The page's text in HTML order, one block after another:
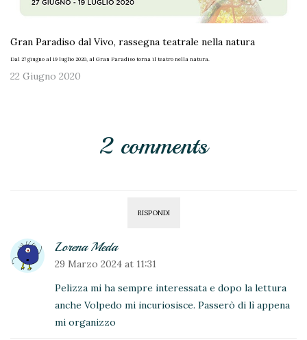
Gran Paradiso dal Vivo, rassegna teatrale nella natura
Dal 27 giugno al 19 luglio 2020, al Gran Paradiso torna il teatro nella natura.
22 Giugno 2020
2 comments
RISPONDI
Lorena Meda
29 Marzo 2024 at 11:31
Pelizza mi ha sempre interessata e dopo la lettura
anche Volpedo mi incuriosisce. Passerò di lì appena
mi organizzo